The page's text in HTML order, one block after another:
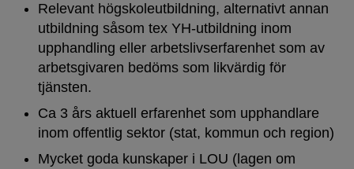
Relevant högskoleutbildning, alternativt annan
utbildning såsom tex YH-utbildning inom
upphandling eller arbetslivserfarenhet som av
arbetsgivaren bedöms som likvärdig för
tjänsten.
Ca 3 års aktuell erfarenhet som upphandlare
inom offentlig sektor (stat, kommun och region)
Mycket goda kunskaper i LOU (lagen om